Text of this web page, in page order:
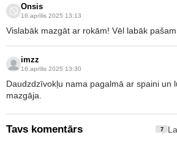
Onsis
16.aprīlis 2025 13:13
Vislabāk mazgāt ar rokām! Vēl labāk pašam.
imzz
16.aprīlis 2025 13:30
Daudzdzīvokļu nama pagalmā ar spaini un
mazgāja.
Tavs komentārs 7